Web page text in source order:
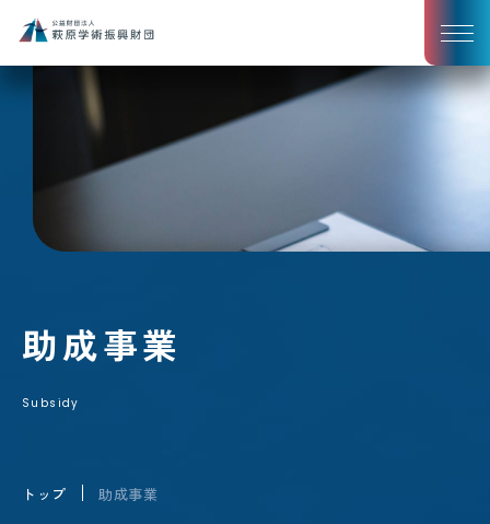
助成事業
Subsidy
トップ 助成事業